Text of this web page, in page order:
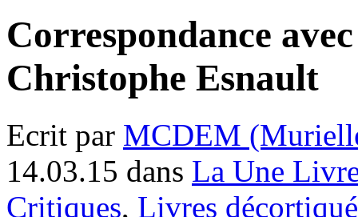
Correspondance
Christophe Esnault
Ecrit par MCDEM
14.03.15 dans La Une
Critiques, Livres